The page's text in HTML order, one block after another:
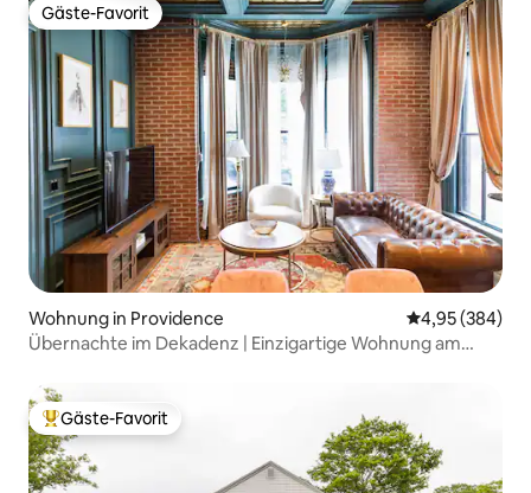
Gäste-Favorit
Gäste-Favorit
Wohnung in Providence
4,95 (384)
Übernachte im Dekadenz | Einzigartige Wohnung am
Beliebter Gäste-Favorit.
Gäste-Favorit